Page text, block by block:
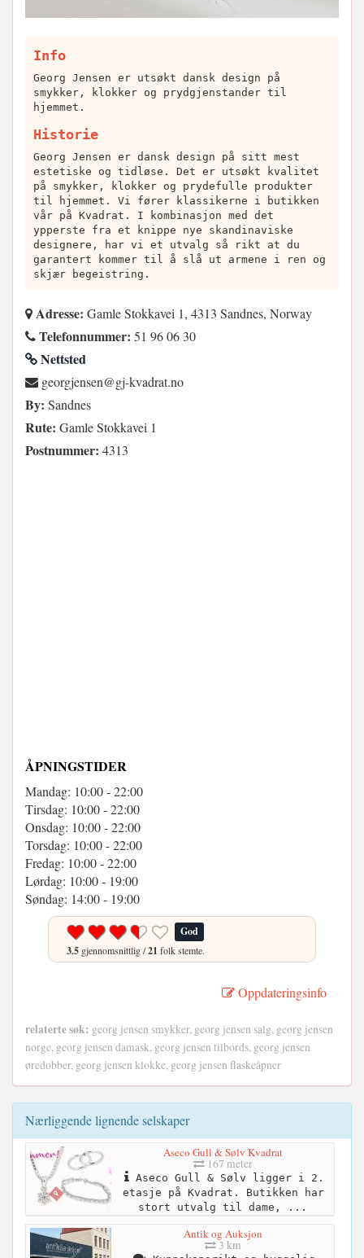
Info
Georg Jensen er utsøkt dansk design på
smykker, klokker og prydgjenstander til
hjemmet.
Historie
Georg Jensen er dansk design på sitt mest
estetiske og tidløse. Det er utsøkt kvalitet
på smykker, klokker og prydefulle produkter
til hjemmet. Vi fører klassikerne i butikken
vår på Kvadrat. I kombinasjon med det
ypperste fra et knippe nye skandinaviske
designere, har vi et utvalg så rikt at du
garantert kommer til å slå ut armene i ren og
skjær begeistring.
Adresse: Gamle Stokkavei 1, 4313 Sandnes, Norway
Telefonnummer: 51 96 06 30
Nettsted
on.tardavk-jg@nesnejgroeg
By: Sandnes
Rute: Gamle Stokkavei 1
Postnummer: 4313
ÅPNINGSTIDER
Mandag: 10:00 - 22:00
Tirsdag: 10:00 - 22:00
Onsdag: 10:00 - 22:00
Torsdag: 10:00 - 22:00
Fredag: 10:00 - 22:00
Lørdag: 10:00 - 19:00
Søndag: 14:00 - 19:00
God
3.5 gjennomsnittlig /21 folk stemte.
Oppdateringsinfo
relaterte søk: georg jensen smykker, georg jensen salg, georg jensen
norge, georg jensen damask, georg jensen tilbords, georg jensen
øredobber, georg jensen klokke, georg jensen flaskeåpner
Nærliggende lignende selskaper
Aseco Gull & Sølv Kvadrat
167 meter
Aseco Gull & Sølv ligger i 2.
etasje på Kvadrat. Butikken har
stort utvalg til dame, ...
Antik og Auksjon
3 km